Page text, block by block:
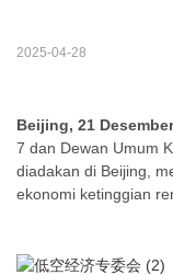
2025-04-28
Beijing, 21
7 dan Dewan Umum
diadakan di Beijing,
ekonomi ketinggian